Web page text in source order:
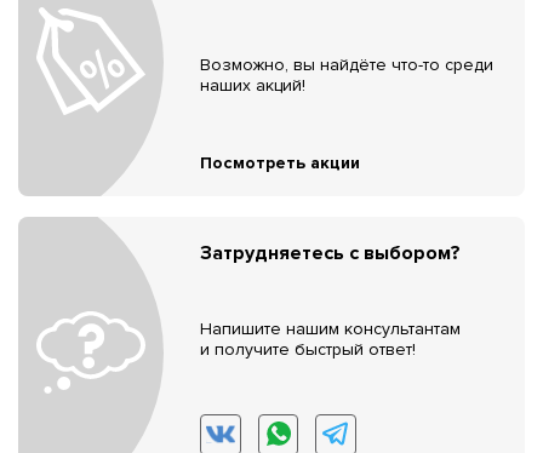
Возможно, вы найдёте что-то среди
наших акций!
Посмотреть акции
Затрудняетесь с выбором?
Напишите нашим консультантам
и получите быстрый ответ!